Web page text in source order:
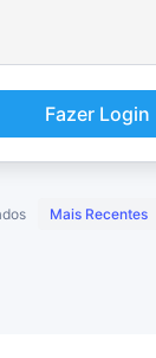
Fazer Login
Mais Recentes